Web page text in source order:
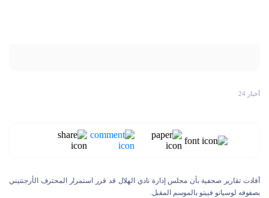
أخبار 24
أفادت تقارير صحفية بأن مجلس إدارة نادي الهلال قد قرر استمرار المحترف الأرجنتيني
بصفوفه لوسيانو فييتو بالموسم المقبل.